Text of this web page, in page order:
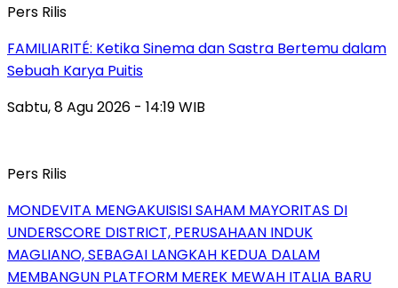
Pers Rilis
FAMILIARITÉ: Ketika Sinema dan Sastra Bertemu dalam
Sebuah Karya Puitis
Sabtu, 8 Agu 2026 - 14:19 WIB
Pers Rilis
MONDEVITA MENGAKUISISI SAHAM MAYORITAS DI
UNDERSCORE DISTRICT, PERUSAHAAN INDUK
MAGLIANO, SEBAGAI LANGKAH KEDUA DALAM
MEMBANGUN PLATFORM MEREK MEWAH ITALIA BARU